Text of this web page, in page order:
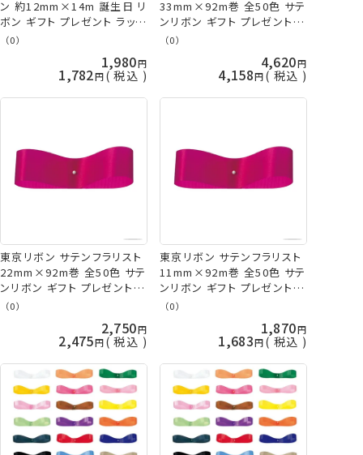
ン 約12mm×14m 誕生日 リ
ボン ギフト プレゼント ラッピ
ング 手芸の山久
（0）
1,980
1,782 税込
33mm×92m巻 全50色 サテ
ンリボン ギフト プレゼント ラ
ッピング 旧サテンEX 手芸の
（0）
4,620
4,158 税込
東京リボン サテンフラリスト
22mm×92m巻 全50色 サテ
ンリボン ギフト プレゼント ラ
ッピング 旧サテンEX 手芸の
（0）
2,750
2,475 税込
東京リボン サテンフラリスト
11mm×92m巻 全50色 サテ
ンリボン ギフト プレゼント ラ
ッピング 旧サテンEX 手芸の
（0）
1,870
1,683 税込